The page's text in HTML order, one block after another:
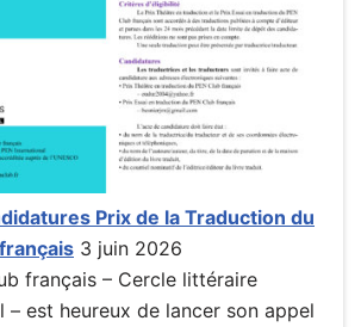
Prix de la Traduction du
3 juin 2026
français – Cercle littéraire
– est heureux de lancer son appel